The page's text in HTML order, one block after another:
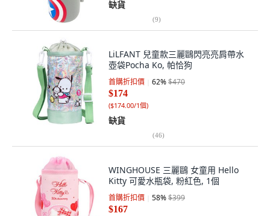
缺貨
(9)
LiLFANT 兒童款三麗鷗閃亮亮肩帶水
壺袋Pocha Ko, 帕恰狗
首購折扣價 62%$470
$174
($174.00/1個)
缺貨
(46)
WINGHOUSE 三麗鷗 女童用 Hello
Kitty 可愛水瓶袋, 粉紅色, 1個
首購折扣價 58%$399
$167